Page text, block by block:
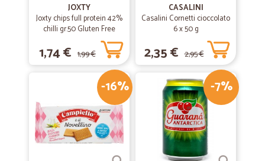
JOXTY
Joxty chips full protein 42%
chilli gr.50 Gluten Free
1,74 € 1,99 €
CASALINI
Casalini Cornetti cioccolato
6 x 50 g
2,35 € 2,95 €
-16% -7%